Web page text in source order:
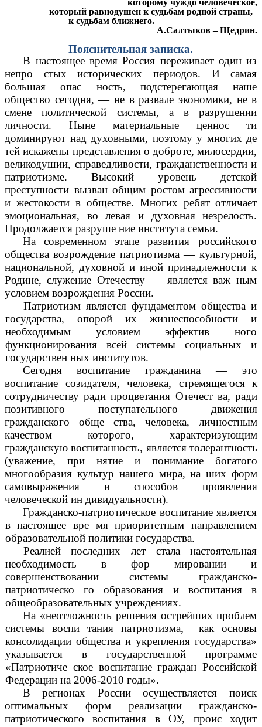
которому чуждо человеческое,
который равнодушен к судьбам родной страны,
к судьбам ближнего.
А.Салтыков – Щедрин.
Пояснительная записка.
В настоящее время Россия переживает один из
непро стых исторических периодов. И самая
большая опас ность, подстерегающая наше
общество сегодня, — не в развале экономики, не в
смене политической системы, а в разрушении
личности. Ныне материальные ценнос ти
доминируют над духовными, поэтому у многих де
тей искажены представления о доброте, милосердии,
великодушии, справедливости, гражданственности и
патриотизме. Высокий уровень детской
преступности вызван общим ростом агрессивности
и жестокости в обществе. Многих ребят отличает
эмоциональная, во левая и духовная незрелость.
Продолжается разруше ние института семьи.
На современном этапе развития российского
общества возрождение патриотизма — культурной,
национальной, духовной и иной принадлежности к
Родине, служение Отечеству — является важ ным
условием возрождения России.
Патриотизм является фундаментом общества и
государства, опорой их жизнеспособности и
необходимым условием эффектив ного
функционирования всей системы социальных и
государствен ных институтов.
Сегодня воспитание гражданина — это
воспитание созидателя, человека, стремящегося к
сотрудничеству ради процветания Отечест ва, ради
позитивного поступательного движения
гражданского обще ства, человека, личностным
качеством которого, характеризующим
гражданскую воспитанность, является толерантность
(уважение, при нятие и понимание богатого
многообразия культур нашего мира, на ших форм
самовыражения и способов проявления
человеческой ин дивидуальности).
Гражданско-патриотическое воспитание является
в настоящее вре мя приоритетным направлением
образовательной политики государства.
Реалией последних лет стала настоятельная
необходимость в фор мировании и
совершенствовании системы гражданско-
патриотическо го образования и воспитания в
общеобразовательных учреждениях.
На «неотложность решения острейших проблем
системы воспи тания патриотизма, как основы
консолидации общества и укрепления государства»
указывается в государственной программе
«Патриотиче ское воспитание граждан Российской
Федерации на 2006-2010 годы».
В регионах России осуществляется поиск
оптимальных форм реализации гражданско-
патриотического воспитания в ОУ, проис ходит